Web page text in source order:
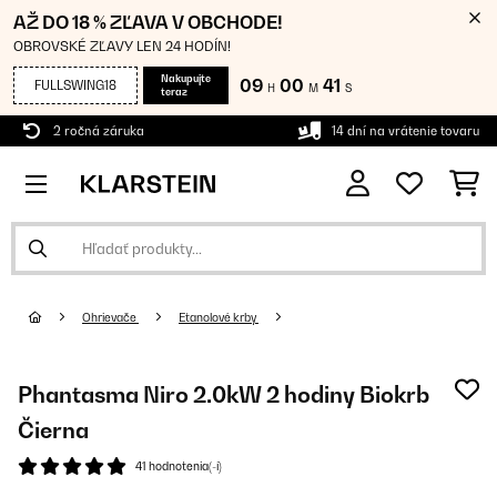
AŽ DO 18 % ZĽAVA V OBCHODE!
OBROVSKÉ ZĽAVY LEN 24 HODÍN!
FULLSWING18
Nakupujte
teraz
09 H 00 M 41 S
2 ročná záruka 14 dní na vrátenie tovaru
Ohrievače Etanolové krby
Phantasma Niro 2.0kW 2 hodiny Biokrb
Čierna
41 hodnotenia(-í)